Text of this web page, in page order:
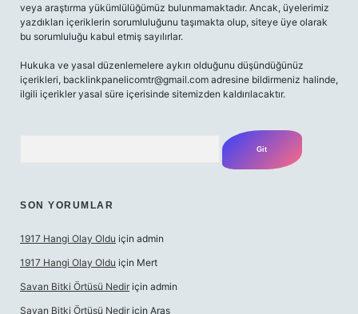
veya araştırma yükümlülüğümüz bulunmamaktadır. Ancak, üyelerimiz
yazdıkları içeriklerin sorumluluğunu taşımakta olup, siteye üye olarak
bu sorumluluğu kabul etmiş sayılırlar.
Hukuka ve yasal düzenlemelere aykırı olduğunu düşündüğünüz
içerikleri, backlinkpanelicomtr@gmail.com adresine bildirmeniz halinde,
ilgili içerikler yasal süre içerisinde sitemizden kaldırılacaktır.
SON YORUMLAR
1917 Hangi Olay Oldu için admin
1917 Hangi Olay Oldu için Mert
Savan Bitki Örtüsü Nedir için admin
Savan Bitki Örtüsü Nedir için Aras